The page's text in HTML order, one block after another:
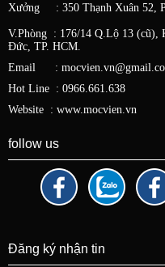
Xưởng : 350 Thạnh Xuân 52,
V.Phòng : 176/14 Q.Lộ 13 (cũ),
Đức, TP. HCM.
Email :
Hot Line : 0966.661.638
Website : www.mocvien.vn
follow us
Đăng ký nhận tin